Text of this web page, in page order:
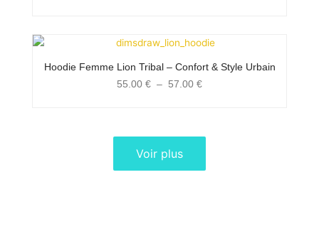
Hoodie Femme Lion Tribal – Confort & Style Urbain
55.00 € – 57.00 €
Plage
prix :
55.00 €
à
Voir plus